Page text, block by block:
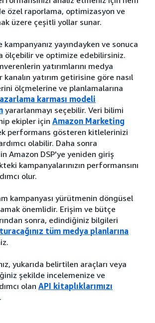
özel raporlama, optimizasyon ve
üzere çeşitli yollar sunar.
kampanyanız yayındayken ve sonuca
ölçebilir ve optimize edebilirsiniz.
yatırımlarını medya
kanalın yatırım getirisine göre nasıl
ölçmelerine ve planlamalarına
karması modeli
yararlanmayı seçebilir. Veri bilimi
ekipler için Amazon Marketing
performans gösteren kitlelerinizi
olabilir. Daha sonra
Amazon DSP'ye yeniden giriş
kampanyalarınızın performansını
olur.
kampanyası yürütmenin döngüsel
önemlidir. Erişim ve bütçe
sonra, edindiğiniz bilgileri
tüm medya planlarına
yukarıda belirtilen araçları veya
şekilde incelemenize ve
olan API kitaplıklarımızı